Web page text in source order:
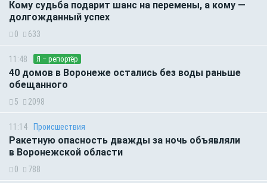
Кому судьба подарит шанс на перемены, а кому —
долгожданный успех
0 633
11:48 Я – репортёр
40 домов в Воронеже остались без воды раньше
обещанного
5 2098
11:14 Происшествия
Ракетную опасность дважды за ночь объявляли
в Воронежской области
0 788